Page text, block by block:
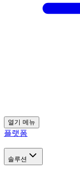
열기 메뉴
플랫폼
솔루션